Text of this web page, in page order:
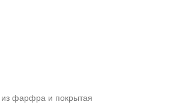
из фарфра и покрытая